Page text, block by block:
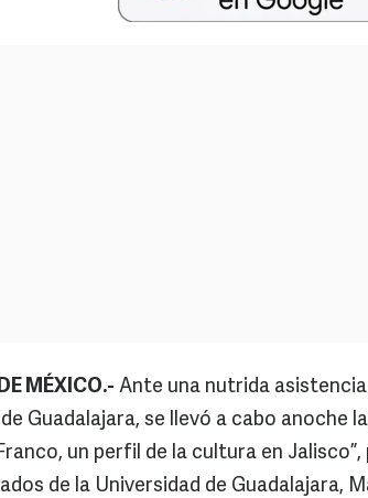
MÉXICO.- Ante una nutrida
Guadalajara, se llevó a cabo anoche
un perfil de la cultura en
de la Universidad de Guadalajara,